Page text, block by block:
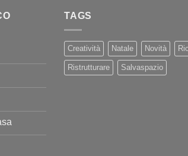
TAGS
Creatività Natale Novità
Ristrutturare Salvaspazio